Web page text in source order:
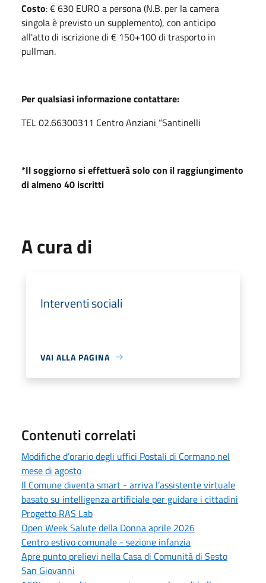
Costo: € 630 EURO a persona (N.B. per la camera
singola è previsto un supplemento), con anticipo
all'atto di iscrizione di € 150+100 di trasporto in
pullman.
Per qualsiasi informazione contattare:
TEL 02.66300311 Centro Anziani “Santinelli
*Il soggiorno si effettuerà solo con il raggiungimento
di almeno 40 iscritti
A cura di
Interventi sociali
VAI ALLA PAGINA
Contenuti correlati
Modifiche d’orario degli uffici Postali di Cormano nel
mese di agosto
Il Comune diventa smart - arriva l’assistente virtuale
basato su intelligenza artificiale per guidare i cittadini
Progetto RAS Lab
Open Week Salute della Donna aprile 2026
Centro estivo comunale - sezione infanzia
Apre punto prelievi nella Casa di Comunità di Sesto
San Giovanni